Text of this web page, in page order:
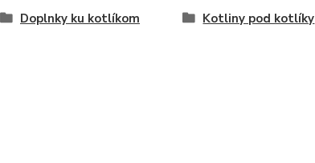
Doplnky ku kotlíkom Kotliny pod kotlíky